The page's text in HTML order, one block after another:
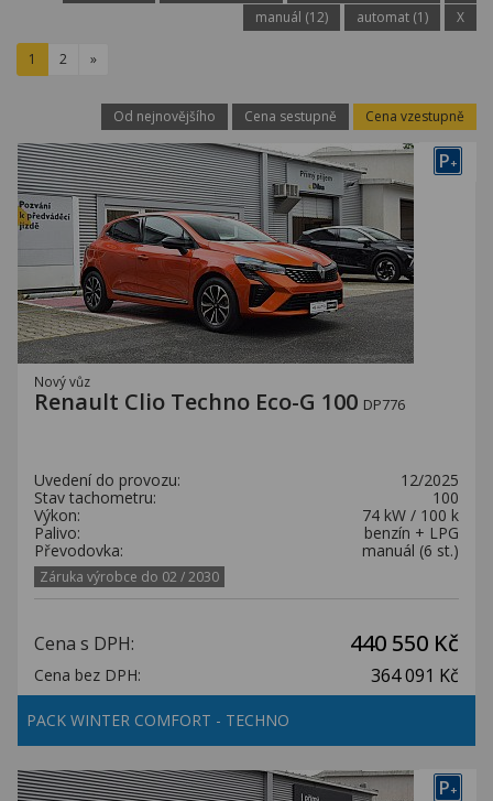
manuál (12)
automat (1) X
1 2 »
Od nejnovějšího Cena sestupně Cena vzestupně
P+
Nový vůz
Renault Clio Techno Eco-G 100 DP776
Uvedení do provozu:
12/2025
Stav tachometru:
100
Výkon:
74 kW / 100 k
Palivo:
benzín + LPG
Převodovka:
manuál (6 st.)
Záruka výrobce do 02 / 2030
Cena s DPH: 440 550 Kč
Cena bez DPH: 364 091 Kč
PACK WINTER COMFORT - TECHNO
P+